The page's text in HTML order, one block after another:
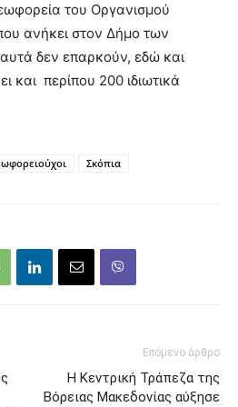
του Οργανισμού
ανήκει στον Δήμο των
δεν επαρκούν, εδώ και
και περίπου 200 ιδιωτικά
Σκόπια
Επόμενο άρθρο
Η Κεντρική Τράπεζα της
Βόρειας Μακεδονίας αύξησε